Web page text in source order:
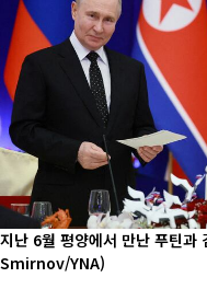
지난 6월 평양에서 만난 푸틴과
Smirnov/YNA)